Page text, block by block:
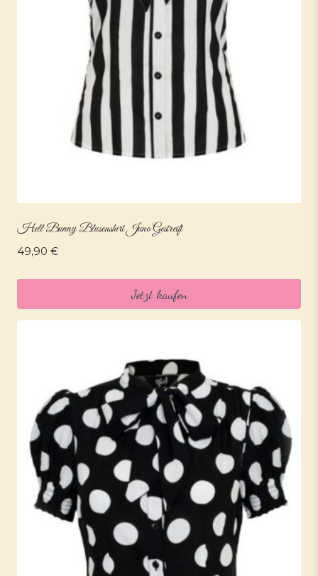
Hell Bunny Blusenshirt Juno Gestreift
49,90 €
Jetzt kaufen